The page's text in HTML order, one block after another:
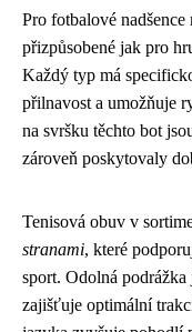
Pro fotbalové
přizpůsobené jak pro
Každý typ má
přilnavost a umožňuje
na svršku těchto bot
zároveň poskytovaly
Tenisová obuv v
stranami, které
sport. Odolná
zajišťuje optimální